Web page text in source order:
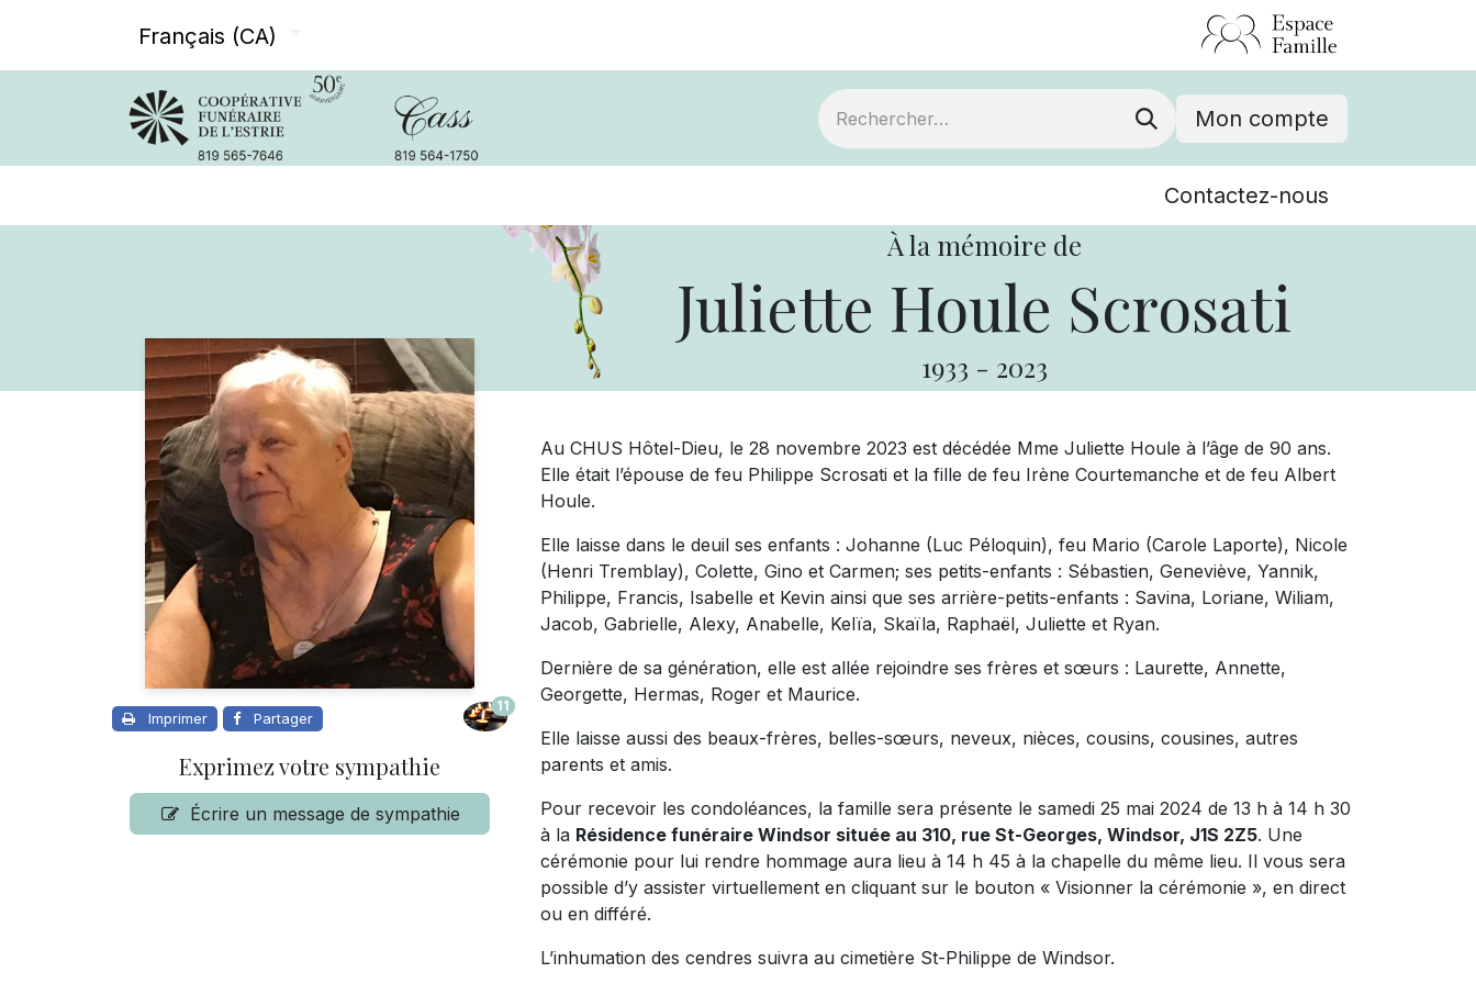
Français (CA)
Mon compte
Événements
Contactez-nous
À la mémoire de
Juliette Houle Scrosati
1933 - 2023
Imprimer Partager
11
Exprimez votre sympathie
Écrire un message de sympathie
Au CHUS Hôtel-Dieu, le 28 novembre 2023 est décédée Mme Juliette Houle à l’âge de 90 ans.
Elle était l’épouse de feu Philippe Scrosati et la fille de feu Irène Courtemanche et de feu Albert
Houle.
Elle laisse dans le deuil ses enfants : Johanne (Luc Péloquin), feu Mario (Carole Laporte), Nicole
(Henri Tremblay), Colette, Gino et Carmen; ses petits-enfants : Sébastien, Geneviève, Yannik,
Philippe, Francis, Isabelle et Kevin ainsi que ses arrière-petits-enfants : Savina, Loriane, Wiliam,
Jacob, Gabrielle, Alexy, Anabelle, Kelïa, Skaïla, Raphaël, Juliette et Ryan.
Dernière de sa génération, elle est allée rejoindre ses frères et sœurs : Laurette, Annette,
Georgette, Hermas, Roger et Maurice.
Elle laisse aussi des beaux-frères, belles-sœurs, neveux, nièces, cousins, cousines, autres
parents et amis.
Pour recevoir les condoléances, la famille sera présente le samedi 25 mai 2024 de 13 h à 14 h 30
à la Résidence funéraire Windsor située au 310, rue St-Georges, Windsor, J1S 2Z5. Une
cérémonie pour lui rendre hommage aura lieu à 14 h 45 à la chapelle du même lieu. Il vous sera
possible d’y assister virtuellement en cliquant sur le bouton « Visionner la cérémonie », en direct
ou en différé.
L’inhumation des cendres suivra au cimetière St-Philippe de Windsor.